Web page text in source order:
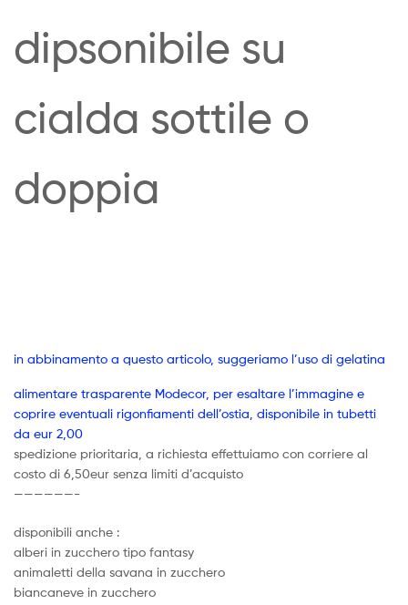
dipsonibile su
cialda sottile o
doppia
in abbinamento a questo articolo, suggeriamo l’uso di gelatina
alimentare trasparente Modecor, per esaltare l’immagine e
coprire eventuali rigonfiamenti dell’ostia, disponibile in tubetti
da eur 2,00
spedizione prioritaria, a richiesta effettuiamo con corriere al
costo di 6,50eur senza limiti d’acquisto
——————-
disponibili anche :
alberi in zucchero tipo fantasy
animaletti della savana in zucchero
biancaneve in zucchero